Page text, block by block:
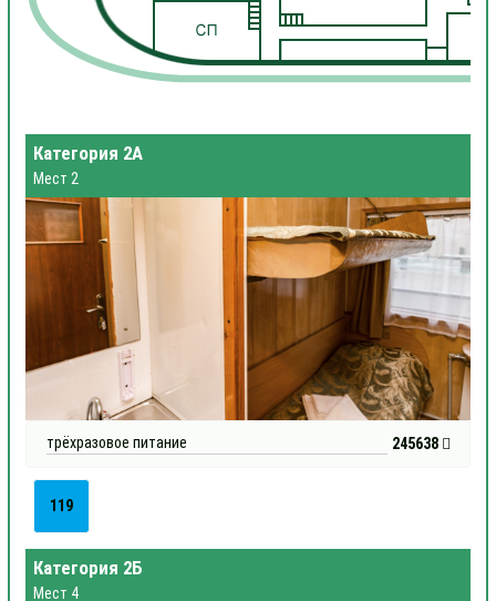
Категория 2А
Мест 2
трёхразовое питание 245638
119
Категория 2Б
Мест 4